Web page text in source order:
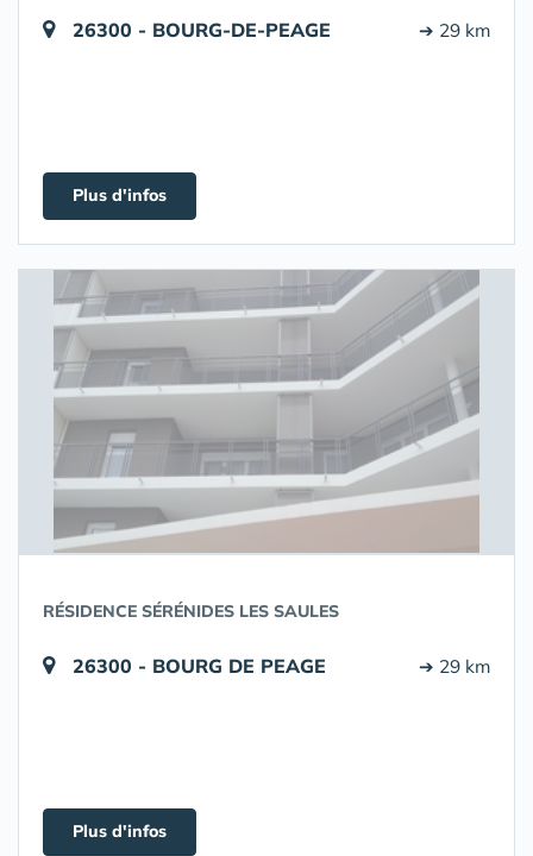
26300 - BOURG-DE-PEAGE ➔ 29 km
Plus d'infos
RÉSIDENCE SÉRÉNIDES LES SAULES
26300 - BOURG DE PEAGE ➔ 29 km
Plus d'infos